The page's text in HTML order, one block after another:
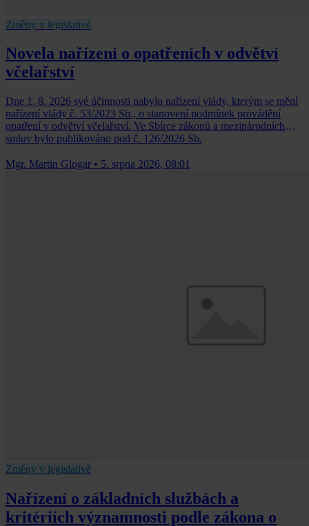
Změny v legislativě
Novela nařízení o opatřeních v odvětví
včelařství
Dne 1. 8. 2026 své účinnosti nabylo nařízení vlády, kterým se mění
nařízení vlády č. 53/2023 Sb., o stanovení podmínek provádění
opatření v odvětví včelařství. Ve Sbírce zákonů a mezinárodních
smluv bylo publikováno pod č. 126/2026 Sb.
Mgr. Martin Glogar • 5. srpna 2026, 08:01
Změny v legislativě
Nařízení o základních službách a
kritériích významnosti podle zákona o